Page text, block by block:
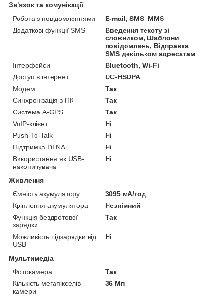
Зв'язок та комунікації
Робота з повідомленнями
E-mail, SMS, MMS
Додаткові функції SMS
Введення тексту зі
словником, Шаблони
повідомлень, Відправка
SMS декільком адресатам
Інтерфейси
Bluetooth, Wi-Fi
Доступ в інтернет
DC-HSDPA
Модем
Так
Синхронізація з ПК
Так
Система A-GPS
Так
VoIP-клієнт
Ні
Push-To-Talk
Ні
Підтримка DLNA
Ні
Використання як USB-
накопичувача
Ні
Живлення
Ємність акумулятору
3095 мА/год
Кріплення акумулятора
Незнімний
Функція бездротової
зарядки
Так
Можливість підзарядки від
USB
Ні
Мультимедіа
Фотокамера
Так
Кількість мегапікселів
камери
36 Мп